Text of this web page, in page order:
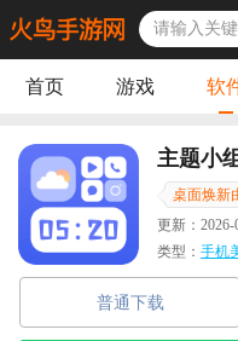
首页 游戏 软
主题小
桌面焕新
更新： 2026-
类型： 手机
普通下载